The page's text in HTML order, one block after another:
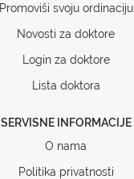
Promoviši svoju ordinaciju
Novosti za doktore
Login za doktore
Lista doktora
SERVISNE INFORMACIJE
O nama
Politika privatnosti